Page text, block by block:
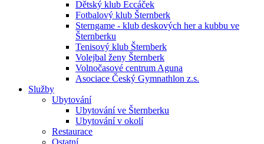
Dětský klub Eccáček
Fotbalový klub Šternberk
Sterngame - klub deskových her a kubbu ve
Šternberku
Tenisový klub Šternberk
Volejbal ženy Šternberk
Volnočasové centrum Aguna
Asociace Český Gymnathlon z.s.
Služby
Ubytování
Ubytování ve Šternberku
Ubytování v okolí
Restaurace
Ostatní